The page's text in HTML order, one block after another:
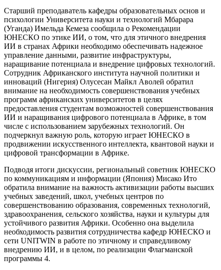
Старший преподаватель кафедры образовательных основ и
психологии Университета науки и технологий Мбарара
(Уганда) Имельда Кемеза сообщила о Рекомендации
ЮНЕСКО по этике ИИ, о том, что для этичного внедрения
ИИ в странах Африки необходимо обеспечивать надежное
управление данными, развитие инфраструктуры,
наращивание потенциала и внедрение цифровых технологий.
Сотрудник Африканского института научной политики и
инноваций (Нигерия) Олусесан Майкл Аволей обратил
внимание на необходимость совершенствования учебных
программ африканских университетов в целях
предоставления студентам возможностей совершенствования
ИИ и наращивания цифрового потенциала в Африке, в том
числе с использованием зарубежных технологий. Он
подчеркнул важную роль, которую играет ЮНЕСКО в
продвижении искусственного интеллекта, квантовой науки и
цифровой трансформации в Африке.
Подводя итоги дискуссии, региональный советник ЮНЕСКО
по коммуникациям и информации (Япония) Мисако Ито
обратила внимание на важность активизации работы высших
учебных заведений, школ, учебных центров по
совершенствованию образования, современных технологий,
здравоохранения, сельского хозяйства, науки и культуры для
устойчивого развития Африки. Особенно она выделила
необходимость развития сотрудничества кафедр ЮНЕСКО и
сети UNITWIN в работе по этичному и справедливому
внедрению ИИ, и в целом, по реализации Флагманской
программы 4.